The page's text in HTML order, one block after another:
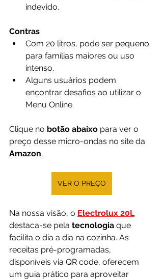
indevido.
Contras
Com 20 litros, pode ser pequeno
para famílias maiores ou uso
intenso.
Alguns usuários podem
encontrar desafios ao utilizar o
Menu Online.
Clique no botão abaixo para ver o
preço desse micro-ondas no site da
Amazon.
VER O PREÇO
Na nossa visão, o Electrolux 20L
destaca-se pela tecnologia que
facilita o dia a dia na cozinha. As
receitas pré-programadas,
disponíveis via QR code, oferecem
um guia prático para aproveitar